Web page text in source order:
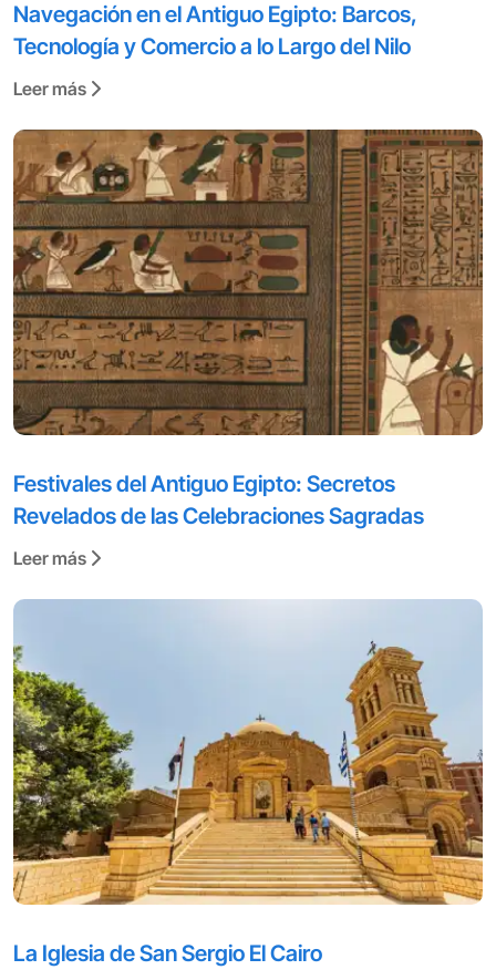
Navegación en el Antiguo Egipto: Barcos,
Tecnología y Comercio a lo Largo del Nilo
Leer más
Festivales del Antiguo Egipto: Secretos
Revelados de las Celebraciones Sagradas
Leer más
La Iglesia de San Sergio El Cairo